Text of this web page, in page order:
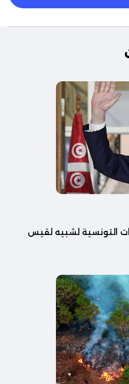
التونسية لشبيه لقيس